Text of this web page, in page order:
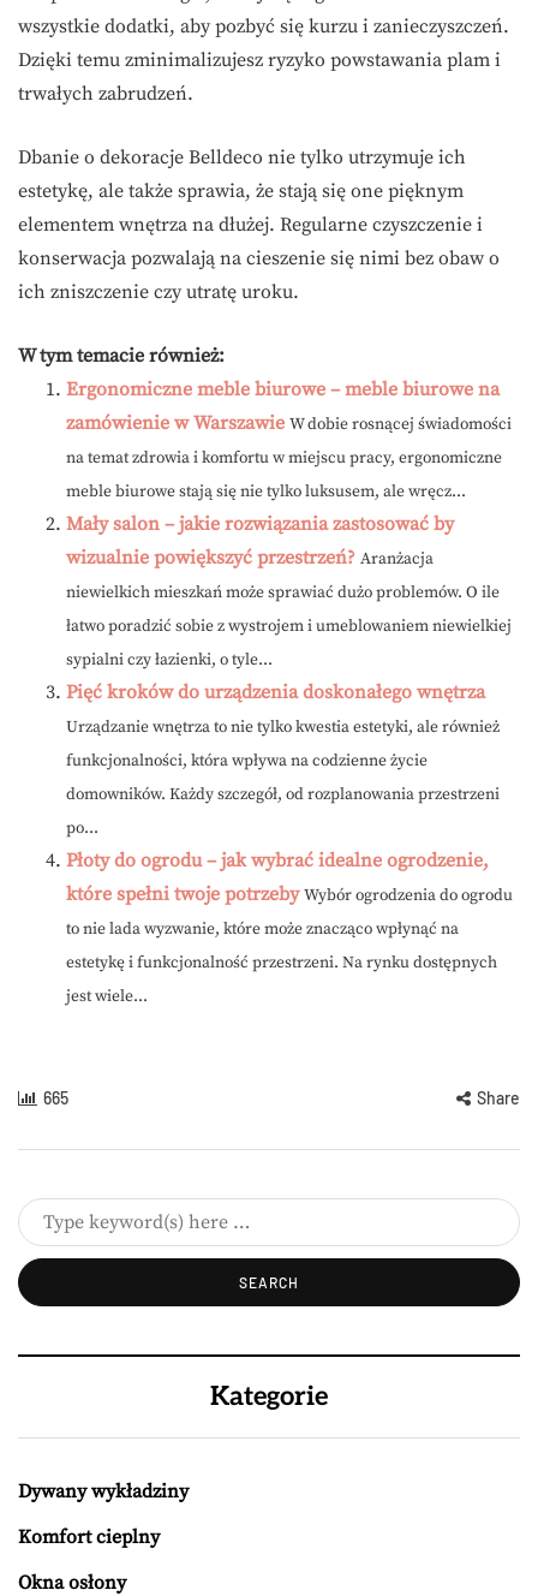
wszystkie dodatki, aby pozbyć się kurzu i zanieczyszczeń.
Dzięki temu zminimalizujesz ryzyko powstawania plam i
trwałych zabrudzeń.
Dbanie o dekoracje Belldeco nie tylko utrzymuje ich
estetykę, ale także sprawia, że stają się one pięknym
elementem wnętrza na dłużej. Regularne czyszczenie i
konserwacja pozwalają na cieszenie się nimi bez obaw o
ich zniszczenie czy utratę uroku.
W tym temacie również:
Ergonomiczne meble biurowe – meble biurowe na
zamówienie w Warszawie W dobie rosnącej świadomości
na temat zdrowia i komfortu w miejscu pracy, ergonomiczne
meble biurowe stają się nie tylko luksusem, ale wręcz...
Mały salon – jakie rozwiązania zastosować by
wizualnie powiększyć przestrzeń? Aranżacja
niewielkich mieszkań może sprawiać dużo problemów. O ile
łatwo poradzić sobie z wystrojem i umeblowaniem niewielkiej
sypialni czy łazienki, o tyle...
Pięć kroków do urządzenia doskonałego wnętrza
Urządzanie wnętrza to nie tylko kwestia estetyki, ale również
funkcjonalności, która wpływa na codzienne życie
domowników. Każdy szczegół, od rozplanowania przestrzeni
po...
Płoty do ogrodu – jak wybrać idealne ogrodzenie,
które spełni twoje potrzeby Wybór ogrodzenia do ogrodu
to nie lada wyzwanie, które może znacząco wpłynąć na
estetykę i funkcjonalność przestrzeni. Na rynku dostępnych
jest wiele...
665 Share
Kategorie
Dywany wykładziny
Komfort cieplny
Okna osłony